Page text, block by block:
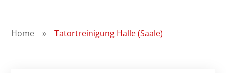
Home » Tatortreinigung Halle (Saale)